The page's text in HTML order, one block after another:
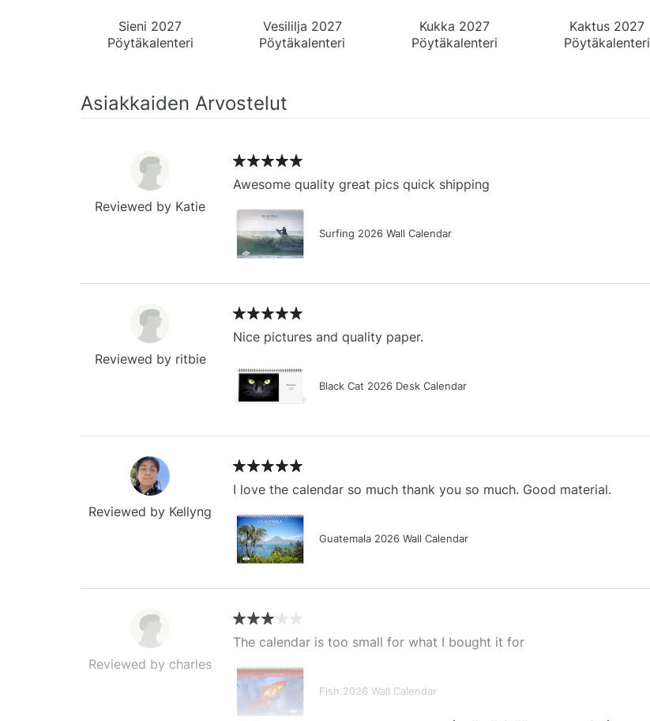
Sieni 2027
Pöytäkalenteri
Vesililja 2027
Pöytäkalenteri
Kukka 2027
Pöytäkalenteri
Kaktus 2027
Pöytäkalenteri
Asiakkaiden Arvostelut
Reviewed by Katie
Awesome quality great pics quick shipping
Surfing 2026 Wall Calendar
Reviewed by ritbie
Nice pictures and quality paper.
Black Cat 2026 Desk Calendar
Reviewed by Kellyng
I love the calendar so much thank you so much. Good material.
Guatemala 2026 Wall Calendar
Reviewed by charles
The calendar is too small for what I bought it for
Fish 2026 Wall Calendar